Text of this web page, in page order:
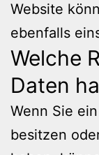
Website
ebenfalls
Welche
Daten
Wenn Sie
besitzen